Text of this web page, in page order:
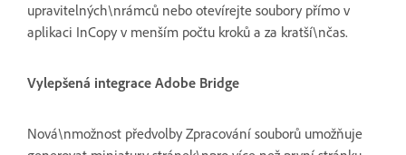
upravitelných\nrámců nebo otevírejte soubory přímo v
aplikaci InCopy v menším počtu kroků a za kratší\nčas.
Vylepšená integrace Adobe Bridge
Nová\nmožnost předvolby Zpracování souborů umožňuje